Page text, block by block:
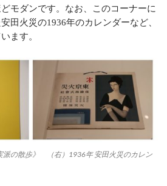
モダンです。なお、このコーナーに
田火災の1936年のカレンダーなど、
ます。
派の散歩》 （右）1936年 安田火災のカレン